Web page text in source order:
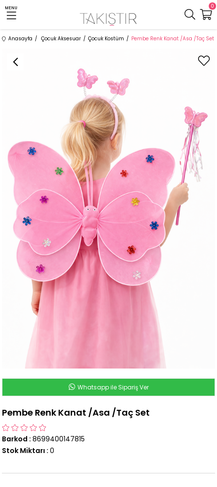
MENU 0
Anasayfa Çocuk Aksesuar Çocuk Kostüm Pembe Renk Kanat /Asa /Taç Set
Whatsapp ile Sipariş Ver
Pembe Renk Kanat /Asa /Taç Set
Barkod : 8699400147815
Stok Miktarı : 0